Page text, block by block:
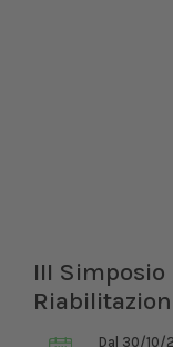
III
Dal 30/10/